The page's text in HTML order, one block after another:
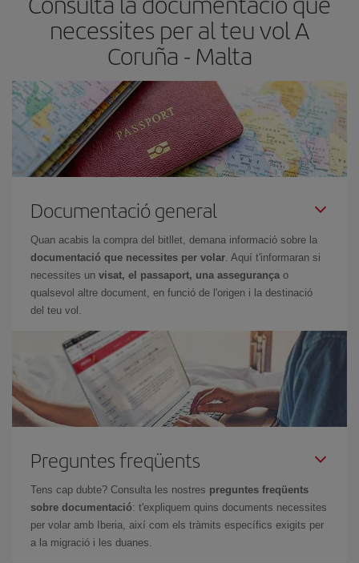
necessites per al teu vol A
Coruña - Malta
Documentació general
Quan acabis la compra del bitllet, demana informació sobre la
documentació que necessites per volar. Aquí t'informaran si
necessites un visat, el passaport, una assegurança o
qualsevol altre document, en funció de l'origen i la destinació
del teu vol.
Preguntes freqüents
Tens cap dubte? Consulta les nostres preguntes freqüents
sobre documentació: t'expliquem quins documents necessites
per volar amb Iberia, així com els tràmits específics exigits per
a la migració i les duanes.